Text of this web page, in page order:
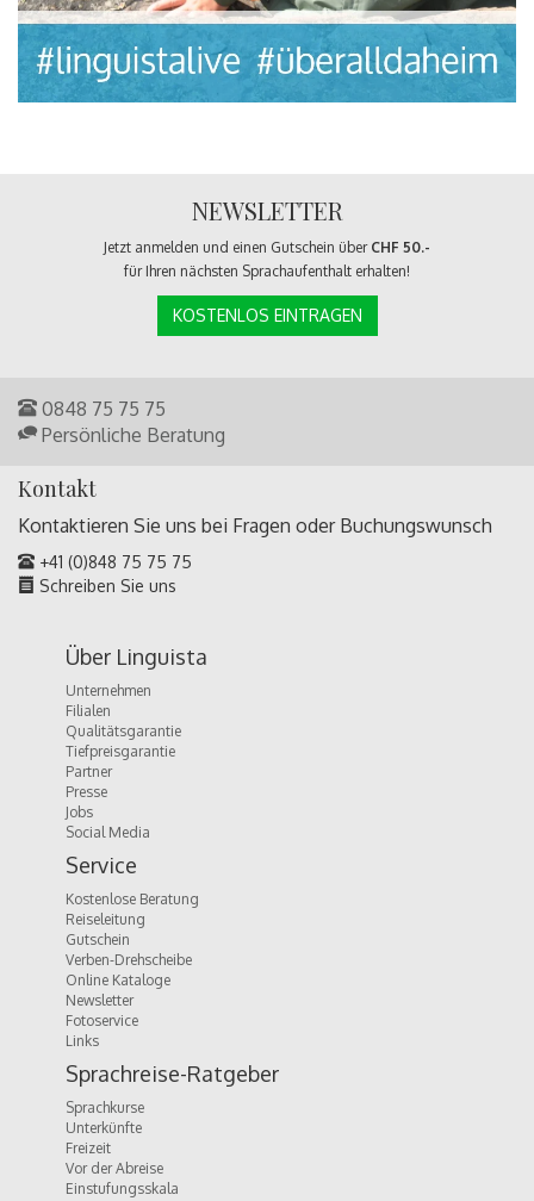
NEWSLETTER
Jetzt anmelden und einen Gutschein über CHF 50.-
für Ihren nächsten Sprachaufenthalt erhalten!
KOSTENLOS EINTRAGEN
0848 75 75 75
Persönliche Beratung
Kontakt
Kontaktieren Sie uns bei Fragen oder Buchungswunsch
+41 (0)848 75 75 75
Schreiben Sie uns
Über Linguista
Unternehmen
Filialen
Qualitätsgarantie
Tiefpreisgarantie
Partner
Presse
Jobs
Social Media
Service
Kostenlose Beratung
Reiseleitung
Gutschein
Verben-Drehscheibe
Online Kataloge
Newsletter
Fotoservice
Links
Sprachreise-Ratgeber
Sprachkurse
Unterkünfte
Freizeit
Vor der Abreise
Einstufungsskala